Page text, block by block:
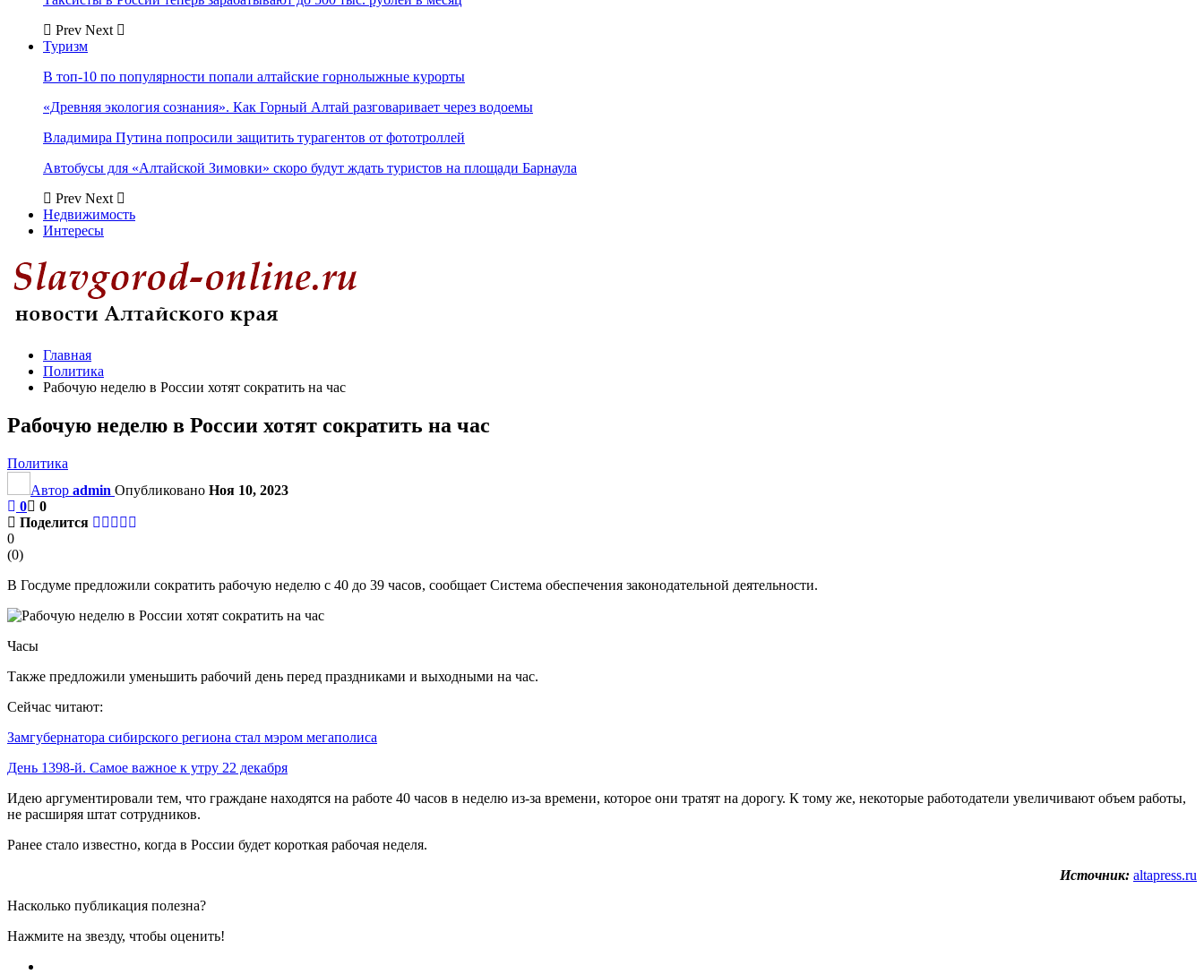
Prev Next
Туризм
В топ-10 по популярности попали алтайские горнолыжные курорты
«Древняя экология сознания». Как Горный Алтай разговаривает через водоемы
Владимира Путина попросили защитить турагентов от фототроллей
Автобусы для «Алтайской Зимовки» скоро будут ждать туристов на площади Барнаула
Prev Next
Недвижимость
Интересы
Главная
Политика
Рабочую неделю в России хотят сократить на час
Рабочую неделю в России хотят сократить на час
Политика
Автор admin Опубликовано Ноя 10, 2023
0
0
Поделится
0
(0)
В Госдуме предложили сократить рабочую неделю с 40 до 39 часов, сообщает Система обеспечения законодательной деятельности.
Часы
Также предложили уменьшить рабочий день перед праздниками и выходными на час.
Сейчас читают:
Замгубернатора сибирского региона стал мэром мегаполиса
День 1398-й. Самое важное к утру 22 декабря
Идею аргументировали тем, что граждане находятся на работе 40 часов в неделю из-за времени, которое они тратят на дорогу. К тому же, некоторые работодатели увеличивают объем работы,
не расширяя штат сотрудников.
Ранее стало известно, когда в России будет короткая рабочая неделя.
Источник: altapress.ru
Насколько публикация полезна?
Нажмите на звезду, чтобы оценить!